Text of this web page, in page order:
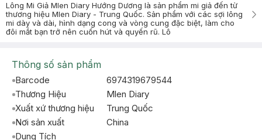
Lông Mi Giả Mlen Diary Hướng Dương là sản phẩm mi giả đến từ
thương hiệu Mlen Diary - Trung Quốc. Sản phẩm với các sợi lông
mi dày và dài, hình dạng cong và vòng cung đặc biệt, làm cho
đôi mắt bạn trở nên cuốn hút và quyến rũ. Lô
Thông số sản phẩm
Barcode
6974319679544
Thương Hiệu
Mlen Diary
Xuất xứ thương hiệu
Trung Quốc
Nơi sản xuất
China
Dung Tích